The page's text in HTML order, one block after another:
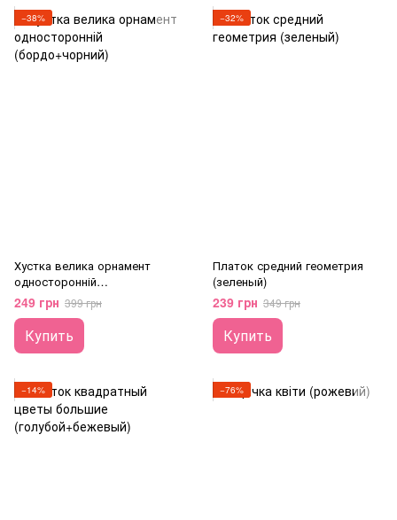
−38%
Хустка велика орнамент
односторонній
(бордо+чорний)
249 грн 399 грн
Купить
−32%
Платок средний геометрия
(зеленый)
239 грн 349 грн
Купить
−14% −76%